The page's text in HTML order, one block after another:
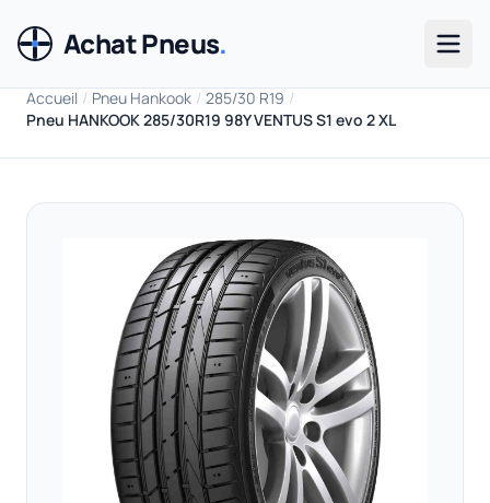
Achat Pneus.
Accueil / Pneu Hankook / 285/30 R19 /
Pneu HANKOOK 285/30R19 98Y VENTUS S1 evo 2 XL